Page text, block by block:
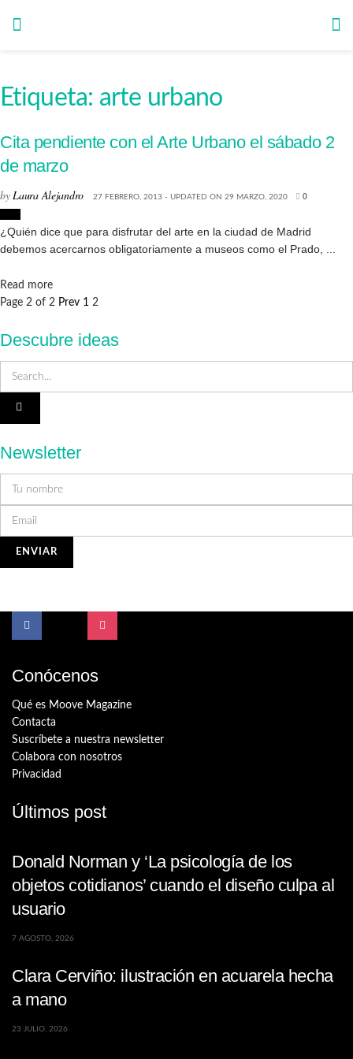
Etiqueta: arte urbano
Cita pendiente con el Arte Urbano el sábado 2
de marzo
byLaura Alejandro 27 FEBRERO, 2013 - UPDATED ON 29 MARZO, 2020 0
¿Quién dice que para disfrutar del arte en la ciudad de Madrid
debemos acercarnos obligatoriamente a museos como el Prado, ...
Read moreDetails
Page 2 of 2 Prev 1 2
Descubre ideas
Newsletter
Conócenos
Qué es Moove Magazine
Contacta
Suscríbete a nuestra newsletter
Colabora con nosotros
Privacidad
Últimos post
Donald Norman y ‘La psicología de los
objetos cotidianos’ cuando el diseño culpa al
usuario
7 AGOSTO, 2026
Clara Cerviño: ilustración en acuarela hecha
a mano
23 JULIO, 2026